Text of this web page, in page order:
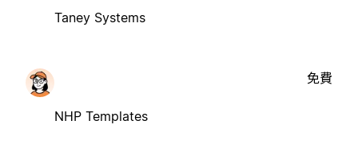
Taney Systems
NHP Templates
免費